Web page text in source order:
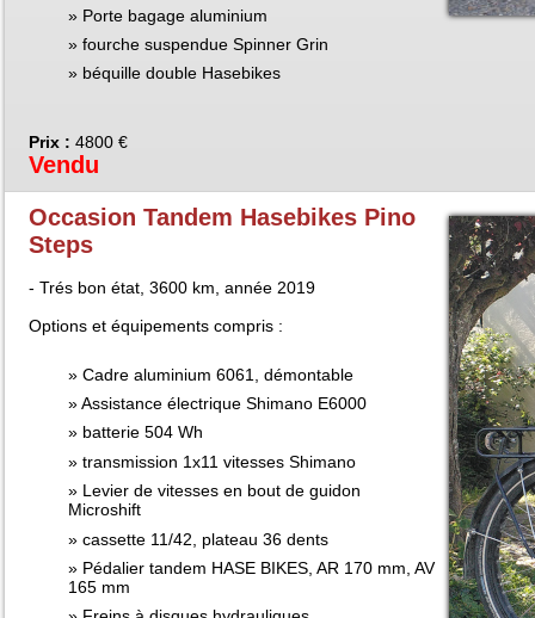
Porte bagage aluminium
fourche suspendue Spinner Grin
béquille double Hasebikes
Prix : 4800 €
Vendu
Occasion Tandem Hasebikes Pino
Steps
- Trés bon état, 3600 km, année 2019
Options et équipements compris :
Cadre aluminium 6061, démontable
Assistance électrique Shimano E6000
batterie 504 Wh
transmission 1x11 vitesses Shimano
Levier de vitesses en bout de guidon
Microshift
cassette 11/42, plateau 36 dents
Pédalier tandem HASE BIKES, AR 170 mm, AV
165 mm